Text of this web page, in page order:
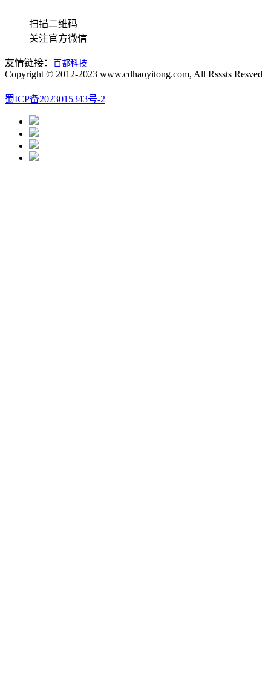
扫描二维码
关注官方微信
友情链接： 百都科技
Copyright © 2012-2023 www.cdhaoyitong.com, All Rsssts Resved
蜀ICP备2023015343号-2